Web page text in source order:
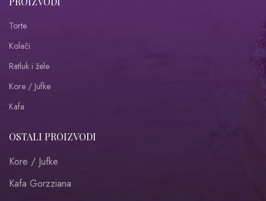
Torte
Kolači
Ratluk i žele
Kore / Jufke
Kafa
OSTALI PROIZVODI
Kore / Jufke
Kafa Gorzziana